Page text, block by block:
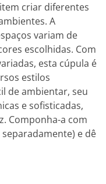
criar diferentes
A
variam de
escolhidas. Com
esta cúpula é
estilos
de ambientar, seu
e sofisticadas,
Componha-a com
e dê